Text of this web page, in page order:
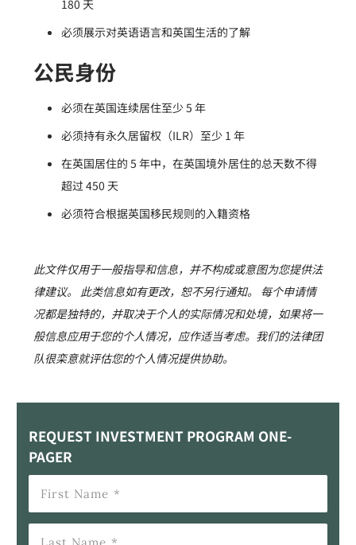
180 天
必须展示对英语语言和英国生活的了解
公民身份
必须在英国连续居住至少 5 年
必须持有永久居留权（ILR）至少 1 年
在英国居住的 5 年中，在英国境外居住的总天数不得
超过 450 天
必须符合根据英国移民规则的入籍资格
此文件仅用于一般指导和信息，并不构成或意图为您提供法
律建议。 此类信息如有更改，恕不另行通知。 每个申请情
况都是独特的，并取决于个人的实际情况和处境，如果将一
般信息应用于您的个人情况，应作适当考虑。我们的法律团
队很栾意就评估您的个人情况提供协助。
REQUEST INVESTMENT PROGRAM ONE-
PAGER